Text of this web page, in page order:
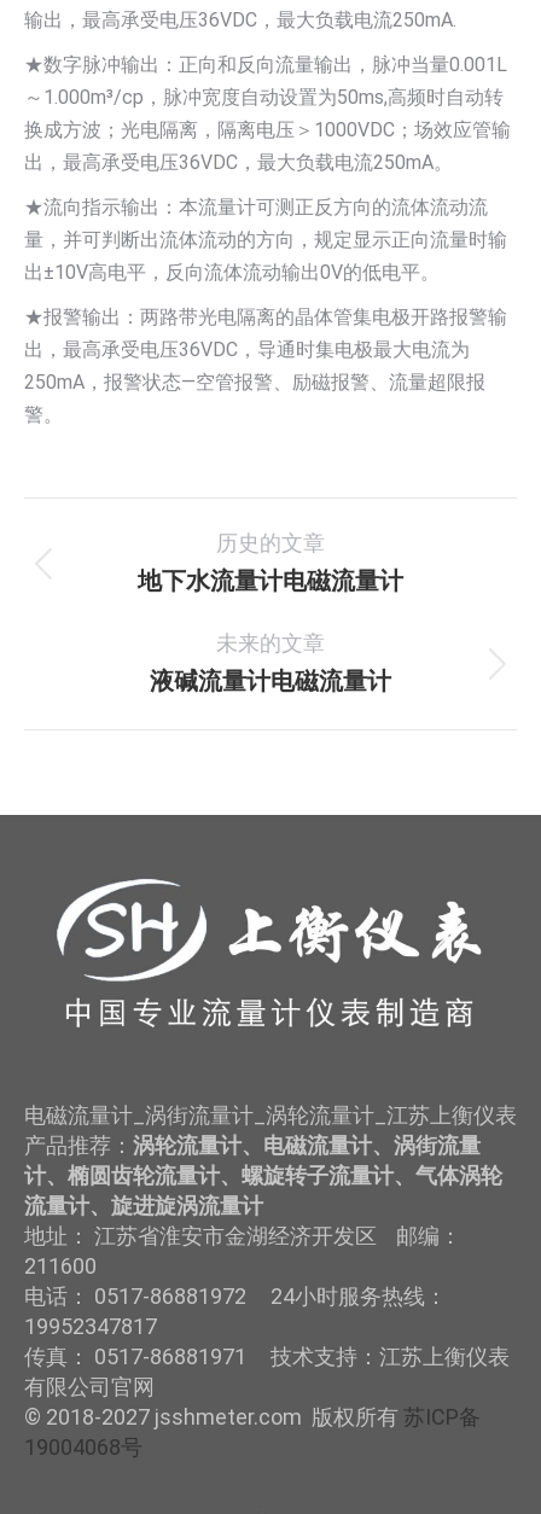
输出，最高承受电压36VDC，最大负载电流250mA.
★数字脉冲输出：正向和反向流量输出，脉冲当量0.001L
～1.000m³/cp，脉冲宽度自动设置为50ms,高频时自动转
换成方波；光电隔离，隔离电压＞1000VDC；场效应管输
出，最高承受电压36VDC，最大负载电流250mA。
★流向指示输出：本流量计可测正反方向的流体流动流
量，并可判断出流体流动的方向，规定显示正向流量时输
出±10V高电平，反向流体流动输出0V的低电平。
★报警输出：两路带光电隔离的晶体管集电极开路报警输
出，最高承受电压36VDC，导通时集电极最大电流为
250mA，报警状态—空管报警、励磁报警、流量超限报
警。
目
历史的文章
上
个
项
地下水流量计电磁流量计
未来的文章
下
液碱流量计电磁流量计
电磁流量计_涡街流量计_涡轮流量计_江苏上衡仪表
产品推荐： 涡轮流量计、电磁流量计、涡街流量
计、椭圆齿轮流量计、螺旋转子流量计、气体涡轮
流量计、旋进旋涡流量计
地址： 江苏省淮安市金湖经济开发区 邮编：
211600
电话： 0517-86881972 24小时服务热线：
19952347817
传真： 0517-86881971 技术支持：江苏上衡仪表
有限公司官网
© 2018-2027 jsshmeter.com 版权所有 苏ICP备
19004068号